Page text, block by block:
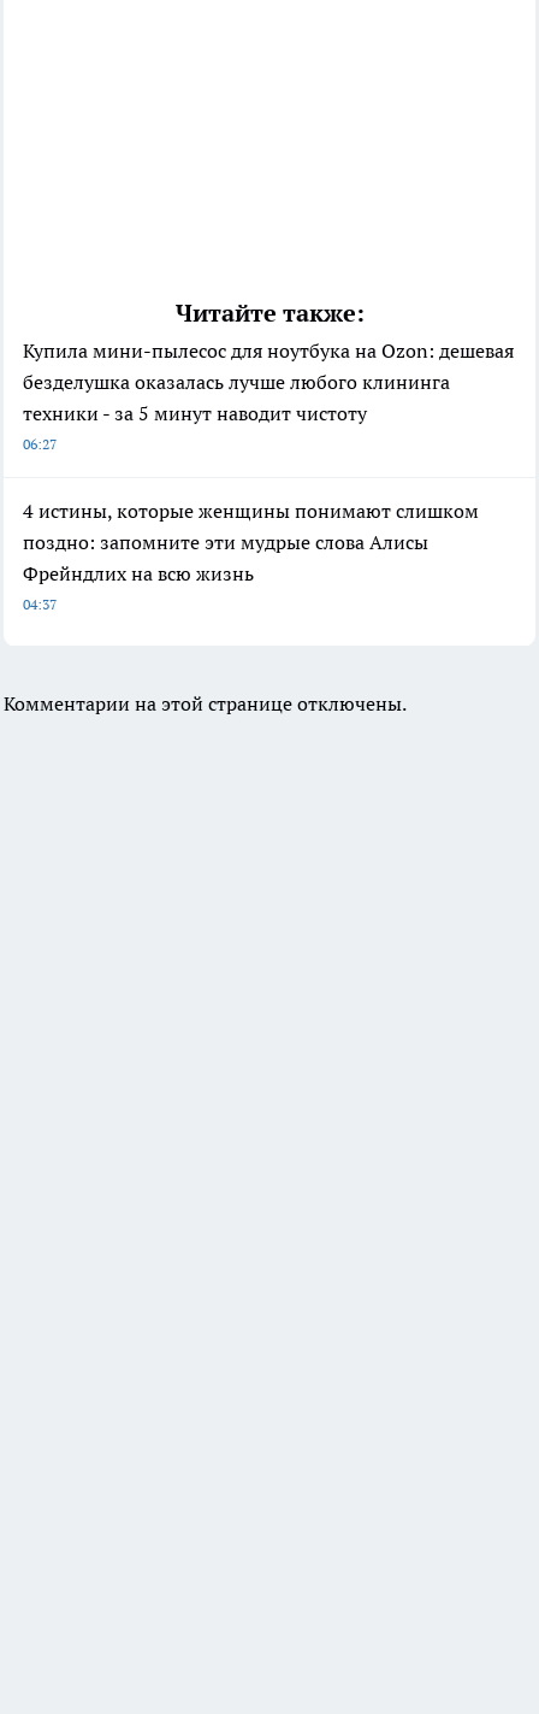
Читайте также:
Купила мини-пылесос для ноутбука на Ozon: дешевая
безделушка оказалась лучше любого клининга
техники - за 5 минут наводит чистоту
06:27
4 истины, которые женщины понимают слишком
поздно: запомните эти мудрые слова Алисы
Фрейндлих на всю жизнь
04:37
Комментарии на этой странице отключены.